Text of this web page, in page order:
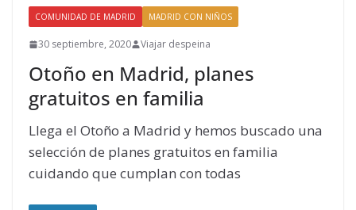
COMUNIDAD DE MADRID MADRID CON NIÑOS
30 septiembre, 2020 Viajar despeina
Otoño en Madrid, planes
gratuitos en familia
Llega el Otoño a Madrid y hemos buscado una
selección de planes gratuitos en familia
cuidando que cumplan con todas